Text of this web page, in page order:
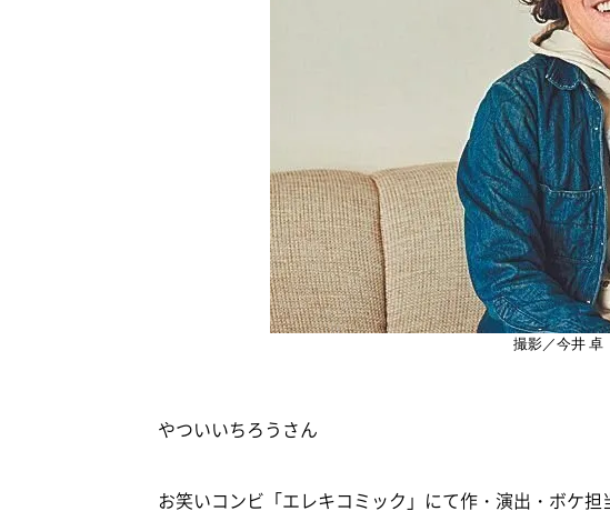
撮影／今井 卓
やついいちろうさん
お笑いコンビ「エレキコミック」にて作・演出・ボケ